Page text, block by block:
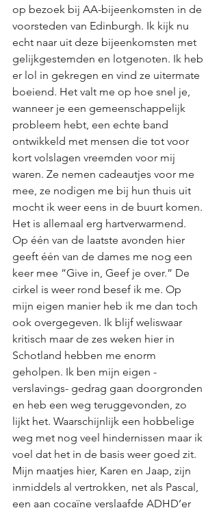
op bezoek bij AA-bijeenkomsten in de
voorsteden van Edinburgh. Ik kijk nu
echt naar uit deze bijeenkomsten met
gelijkgestemden en lotgenoten. Ik heb
er lol in gekregen en vind ze uitermate
boeiend. Het valt me op hoe snel je,
wanneer je een gemeenschappelijk
probleem hebt, een echte band
ontwikkeld met mensen die tot voor
kort volslagen vreemden voor mij
waren. Ze nemen cadeautjes voor me
mee, ze nodigen me bij hun thuis uit
mocht ik weer eens in de buurt komen.
Het is allemaal erg hartverwarmend.
Op één van de laatste avonden hier
geeft één van de dames me nog een
keer mee ”Give in, Geef je over.” De
cirkel is weer rond besef ik me. Op
mijn eigen manier heb ik me dan toch
ook overgegeven. Ik blijf weliswaar
kritisch maar de zes weken hier in
Schotland hebben me enorm
geholpen. Ik ben mijn eigen -
verslavings- gedrag gaan doorgronden
en heb een weg teruggevonden, zo
lijkt het. Waarschijnlijk een hobbelige
weg met nog veel hindernissen maar ik
voel dat het in de basis weer goed zit.
Mijn maatjes hier, Karen en Jaap, zijn
inmiddels al vertrokken, net als Pascal,
een aan cocaïne verslaafde ADHD’er